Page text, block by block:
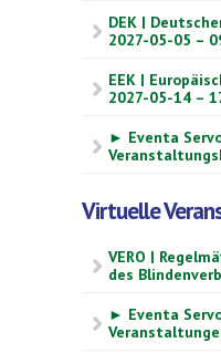
DEK |
2027-05-05 –
EEK |
2027-05-14 –
► Eventa
Virtuelle
VERO |
des
► Eventa